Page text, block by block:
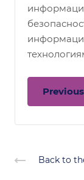
Previous
Back to